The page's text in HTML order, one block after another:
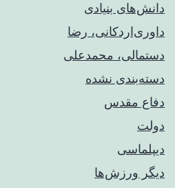
دانش‌های بنیادی
داوری‌اردکانی، رضا
دستمالی، محمدعلی
دسته‌بندی نشده
دفاع مقدس
دولت
دیپلماسی
دیگر ورزش‌ها